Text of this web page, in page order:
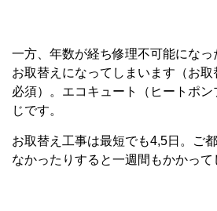
一方、年数が経ち修理不可能にな
お取替えになってしまいます（お
必須）。エコキュート（ヒートポン
じです。
お取替え工事は最短でも4,5日。ご
なかったりすると一週間もかかって